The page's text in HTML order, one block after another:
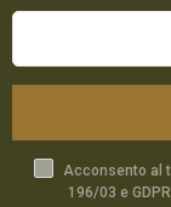
Acconsento al
196/03 e